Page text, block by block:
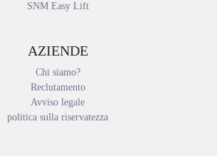
SNM Easy Lift
AZIENDE
Chi siamo?
Reclutamento
Avviso legale
politica sulla riservatezza